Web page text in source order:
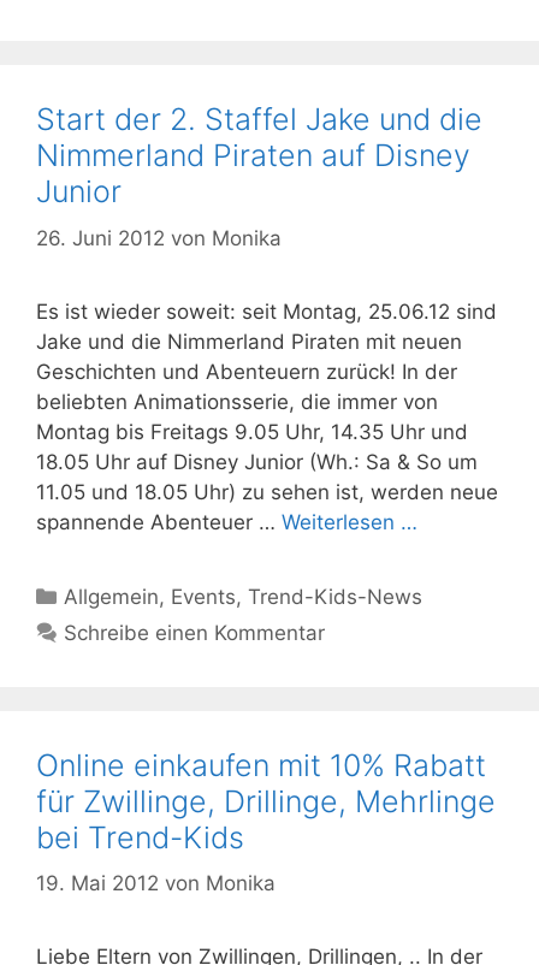
Start der 2. Staffel Jake und die
Nimmerland Piraten auf Disney
Junior
26. Juni 2012 von Monika
Es ist wieder soweit: seit Montag, 25.06.12 sind
Jake und die Nimmerland Piraten mit neuen
Geschichten und Abenteuern zurück! In der
beliebten Animationsserie, die immer von
Montag bis Freitags 9.05 Uhr, 14.35 Uhr und
18.05 Uhr auf Disney Junior (Wh.: Sa & So um
11.05 und 18.05 Uhr) zu sehen ist, werden neue
spannende Abenteuer … Weiterlesen …
Kategorien
Allgemein, Events,Trend-Kids-News
Schreibe einen Kommentar
Online einkaufen mit 10% Rabatt
für Zwillinge, Drillinge, Mehrlinge
bei Trend-Kids
19. Mai 2012 von Monika
Liebe Eltern von Zwillingen, Drillingen, .. In der